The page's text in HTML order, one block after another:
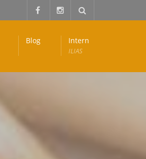
Blog Intern
ILIAS